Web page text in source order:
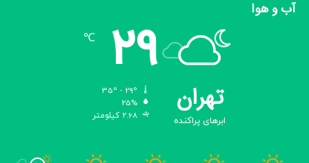
آب و هوا
تهران
ابرهای پراکنده
29
℃
25%
2.68 کیلومتر